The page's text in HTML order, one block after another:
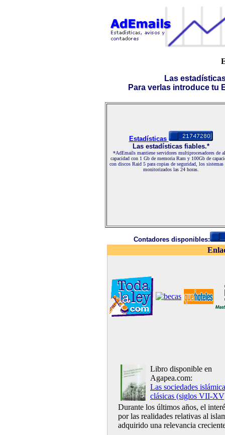
Las
Para verlas introduce tu
Estadísticas
Las estadísticas fiables.*
*AdEmails mantiene servidores multiprocesadores de
capacidad con 1 Gb de memoria Ram y 100Gb de
con discos Raid 5 para copias de seguridad, los sistemas
monitorizados las 24 horas.
Contadores disponibles:
Libro disponible en
Agapea.com:
Las sociedades
clásicas (siglos VII-
Durante los últimos años, el
por las realidades relativas al
adquirido una relevancia